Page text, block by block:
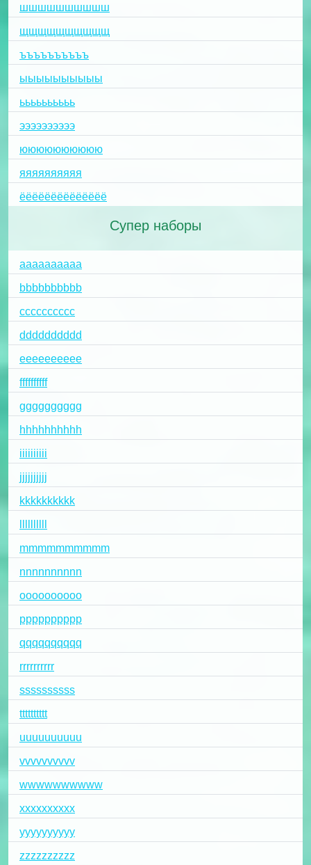
шшшшшшшшшш
щщщщщщщщщщ
ъъъъъъъъъъ
ыыыыыыыыыы
ьььььььььь
ээээээээээ
юююююююююю
яяяяяяяяяя
ёёёёёёёёёёёёёё
Супер наборы
aaaaaaaaaa
bbbbbbbbbb
cccccccccc
dddddddddd
eeeeeeeeee
ffffffffff
gggggggggg
hhhhhhhhhh
iiiiiiiiii
jjjjjjjjjj
kkkkkkkkkk
mmmmmmmmmm
nnnnnnnnnn
oooooooooo
pppppppppp
qqqqqqqqqq
rrrrrrrrrr
ssssssssss
tttttttttt
uuuuuuuuuu
vvvvvvvvvv
wwwwwwwwww
xxxxxxxxxx
yyyyyyyyyy
zzzzzzzzzz